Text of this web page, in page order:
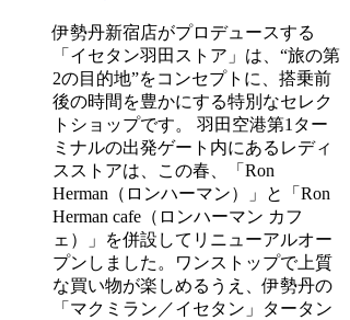
伊勢丹新宿店がプロデュースする
「イセタン羽田ストア」は、“旅の第
2の目的地”をコンセプトに、搭乗前
後の時間を豊かにする特別なセレク
トショップです。 羽田空港第1ター
ミナルの出発ゲート内にあるレディ
スストアは、この春、「Ron
Herman（ロンハーマン）」と「Ron
Herman cafe（ロンハーマン カフ
ェ）」を併設してリニューアルオー
プンしました。ワンストップで上質
な買い物が楽しめるうえ、伊勢丹の
「マクミラン／イセタン」タータン